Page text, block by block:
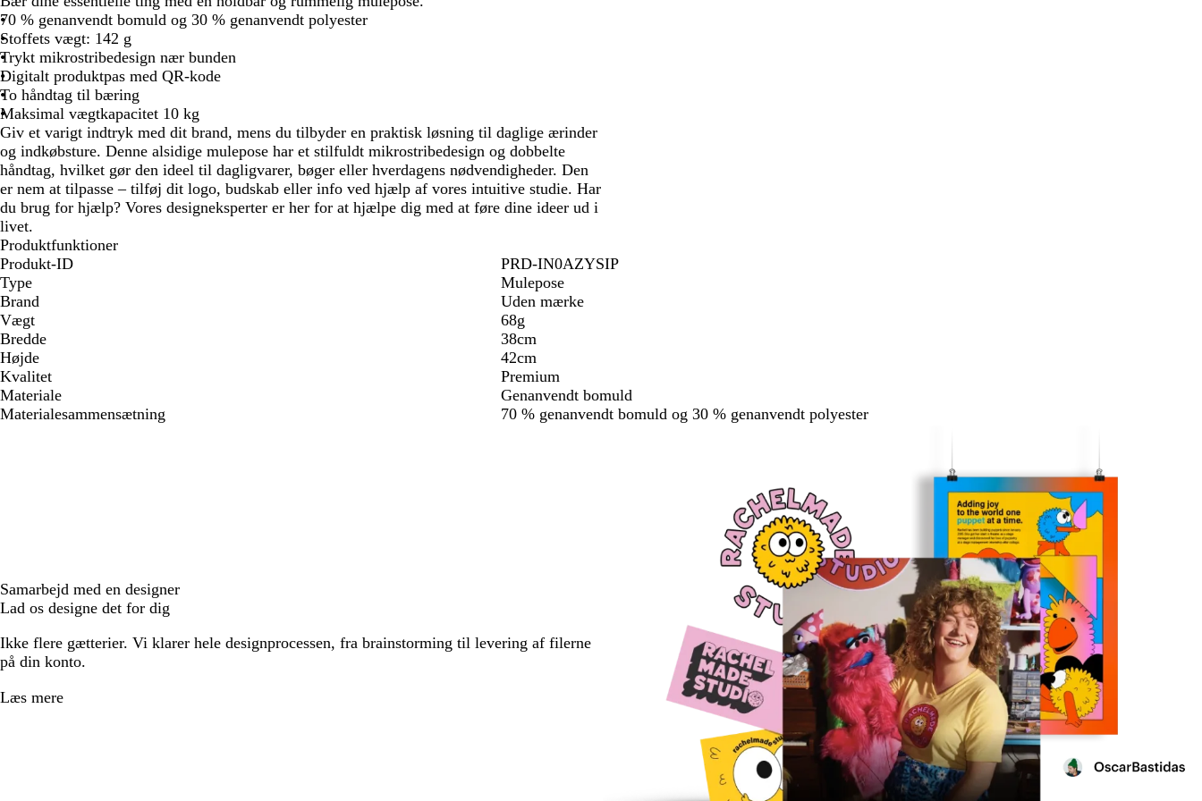
70 % genanvendt bomuld og 30 % genanvendt polyester
Stoffets vægt: 142 g
Trykt mikrostribedesign nær bunden
Digitalt produktpas med QR-kode
To håndtag til bæring
Maksimal vægtkapacitet 10 kg
Giv et varigt indtryk med dit brand, mens du tilbyder en praktisk løsning til daglige ærinder
og indkøbsture. Denne alsidige mulepose har et stilfuldt mikrostribedesign og dobbelte
håndtag, hvilket gør den ideel til dagligvarer, bøger eller hverdagens nødvendigheder. Den
er nem at tilpasse – tilføj dit logo, budskab eller info ved hjælp af vores intuitive studie. Har
du brug for hjælp? Vores designeksperter er her for at hjælpe dig med at føre dine ideer ud i
livet.
Produktfunktioner
Produkt-ID
PRD-IN0AZYSIP
Type
Mulepose
Brand
Uden mærke
Vægt
68g
Bredde
38cm
Højde
42cm
Kvalitet
Premium
Materiale
Genanvendt bomuld
Materialesammensætning
70 % genanvendt bomuld og 30 % genanvendt polyester
Samarbejd med en designer
Lad os designe det for dig
Ikke flere gætterier. Vi klarer hele designprocessen, fra brainstorming til levering af filerne
på din konto.
Læs mere